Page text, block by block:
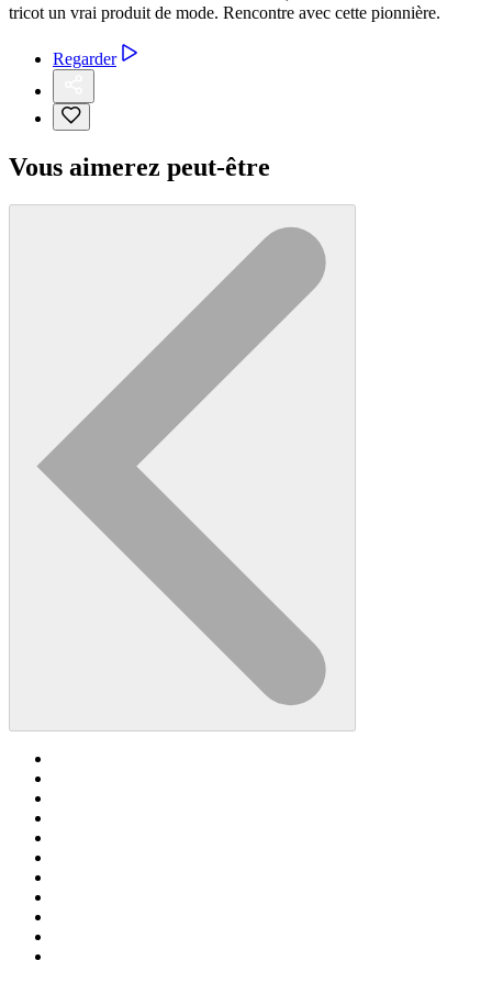
tricot un vrai produit de mode. Rencontre avec cette pionnière.
Regarder
Vous aimerez peut-être